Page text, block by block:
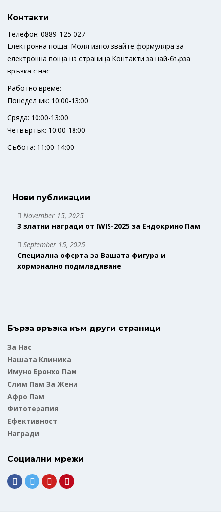
Контакти
Телефон: 0889-125-027
Електронна поща: Моля използвайте формуляра за
електронна поща на страница Контакти за най-бърза
връзка с нас.
Работно време:
Понеделник: 10:00-13:00
Сряда: 10:00-13:00
Четвъртък: 10:00-18:00
Събота: 11:00-14:00
Нови публикации
November 15, 2025
3 златни награди от IWIS-2025 за Ендокрино Пам
September 15, 2025
Специална оферта за Вашата фигура и
хормонално подмладяване
Бърза връзка към други страници
За Нас
Нашата Клиника
Имуно Бронхо Пам
Слим Пам За Жени
Афро Пам
Фитотерапия
Ефективност
Награди
Социални мрежи